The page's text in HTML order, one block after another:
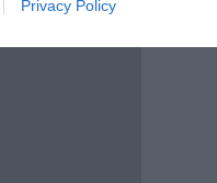
Privacy Policy